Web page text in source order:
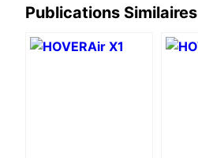
Publications